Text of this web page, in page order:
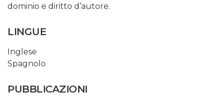
dominio e diritto d’autore.
LINGUE
Inglese
Spagnolo
PUBBLICAZIONI